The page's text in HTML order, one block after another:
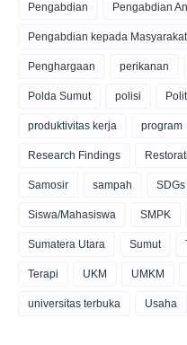
Pengabdian Pengabdian
Pengabdian kepada Masyarakat
Penghargaan perikanan
Polda Sumut polisi
produktivitas kerja program
Research Findings
Samosir sampah SDGs
Siswa/Mahasiswa SMPK
Sumatera Utara Sumut
Terapi UKM UMKM
universitas terbuka Usaha